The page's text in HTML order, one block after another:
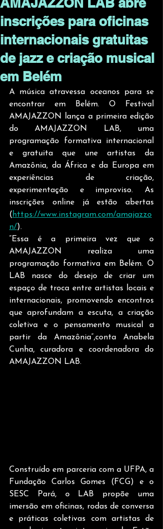
inscrições para oficinas
internacionais gratuitas
de jazz e criação musical
em Belém
A música atravessa oceanos para se
encontrar em Belém. O Festival
AMAJAZZON lança a primeira edição
do AMAJAZZON LAB, uma
programação formativa internacional
e gratuita que une artistas da
Amazônia, da África e da Europa em
experiências de criação,
experimentação e improviso. As
inscrições online já estão abertas
( https://www.instagram.com/amajazzo
n/).
“Essa é a primeira vez que o
AMAJAZZON realiza uma
programação formativa em Belém. O
LAB nasce do desejo de criar um
espaço de troca entre artistas locais e
internacionais, promovendo encontros
que aprofundam a escuta, a criação
coletiva e o pensamento musical a
partir da Amazônia”,conta Anabela
Cunha, curadora e coordenadora do
AMAJAZZON LAB.
Construído em parceria com a UFPA, a
Fundação Carlos Gomes (FCG) e o
SESC Pará, o LAB propõe uma
imersão em oficinas, rodas de conversa
e práticas coletivas com artistas de